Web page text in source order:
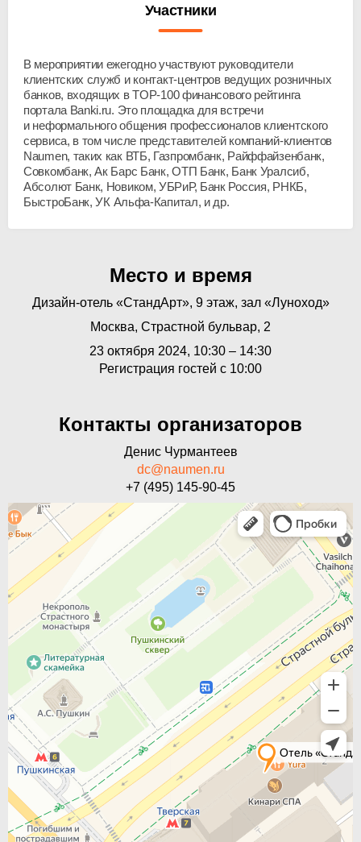
Участники
В мероприятии ежегодно участвуют руководители
клиентских служб и контакт-центровведущих розничных
банков, входящих вTOP-100финансового рейтинга
портала Banki.ru. Это площадка для встречи
и неформального общения профессионалов клиентского
сервиса, в том числе представителей компаний-клиентов
Naumen, таких как ВТБ, Газпромбанк, Райффайзенбанк,
Совкомбанк, Ак Барс Банк, ОТП Банк, Банк Уралсиб,
Абсолют Банк, Новиком, УБРиР, Банк Россия, РНКБ,
БыстроБанк, УК Альфа-Капитал, и др.
Место и время
Дизайн-отель «СтандАрт», 9 этаж, зал «Луноход»
Москва, Страстной бульвар, 2
23 октября 2024, 10:30 – 14:30
Регистрация гостей с 10:00
Контакты организаторов
Денис Чурмантеев
dc@naumen.ru
+7 (495) 145-90-45